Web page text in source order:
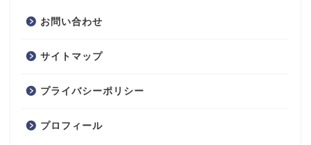
お問い合わせ
サイトマップ
プライバシーポリシー
プロフィール